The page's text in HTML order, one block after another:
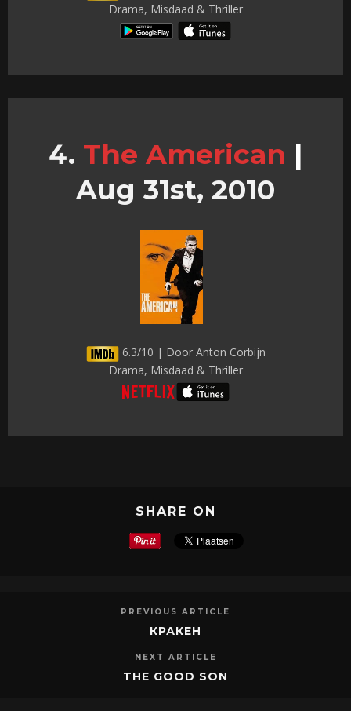
Drama, Misdaad & Thriller
The American |
Aug 31st, 2010
6.3/10 | Door Anton Corbijn
Drama, Misdaad & Thriller
SHARE ON
PREVIOUS ARTICLE
КРАКЕН
NEXT ARTICLE
THE GOOD SON